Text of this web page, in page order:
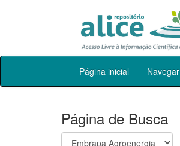
Skip
Página inicial Navegar
Página de Busca